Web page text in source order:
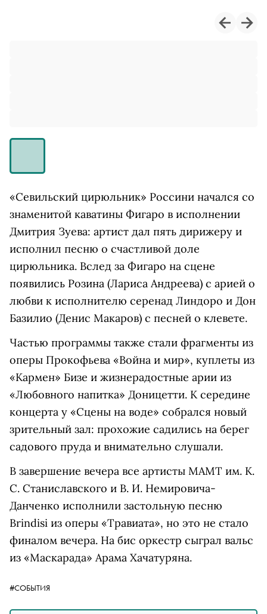
«Севильский цирюльник» Россини начался со
знаменитой каватины Фигаро в исполнении
Дмитрия Зуева: артист дал пять дирижеру и
исполнил песню о счастливой доле
цирюльника. Вслед за Фигаро на сцене
появились Розина (Лариса Андреева) с арией о
любви к исполнителю серенад Линдоро и Дон
Базилио (Денис Макаров) с песней о клевете.
Частью программы также стали фрагменты из
оперы Прокофьева «Война и мир», куплеты из
«Кармен» Бизе и жизнерадостные арии из
«Любовного напитка» Доницетти. К середине
концерта у «Сцены на воде» собрался новый
зрительный зал: прохожие садились на берег
садового пруда и внимательно слушали.
В завершение вечера все артисты МАМТ им. К.
С. Станиславского и В. И. Немировича-
Данченко исполнили застольную песню
Brindisi из оперы «Травиата», но это не стало
финалом вечера. На бис оркестр сыграл вальс
из «Маскарада» Арама Хачатуряна.
#СОБЫТИЯ